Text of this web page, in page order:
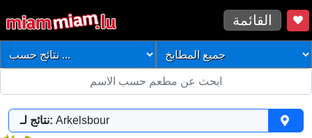
القائمة
نتائج لـ: Arkelsbour